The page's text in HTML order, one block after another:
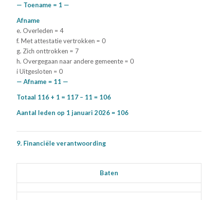
— Toename = 1 —
Afname
e. Overleden = 4
f. Met attestatie vertrokken = 0
g. Zich onttrokken = 7
h. Overgegaan naar andere gemeente = 0
i Uitgesloten = 0
— Afname = 11 —
Totaal 116 + 1 = 117 – 11 = 106
Aantal leden op 1 januari 2026 = 106
9. Financiële verantwoording
Baten